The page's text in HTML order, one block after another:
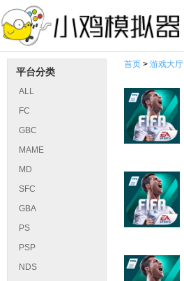
平台分类
ALL
FC
GBC
MAME
MD
SFC
GBA
PS
PSP
NDS
首页 > 游戏大厅